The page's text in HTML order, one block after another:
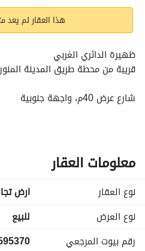
هذا العقار لم يعد
ظهيرة الدائري الغربي
قريبة من محطة طريق المدينة
شارع عرض 40م، واجهة جنوبية
دور أرضي + 3 أدوار
على السوم
معلومات العقار
نوع العقار
ارض
نوع العرض
للبيع
رقم بيوت المرجعي